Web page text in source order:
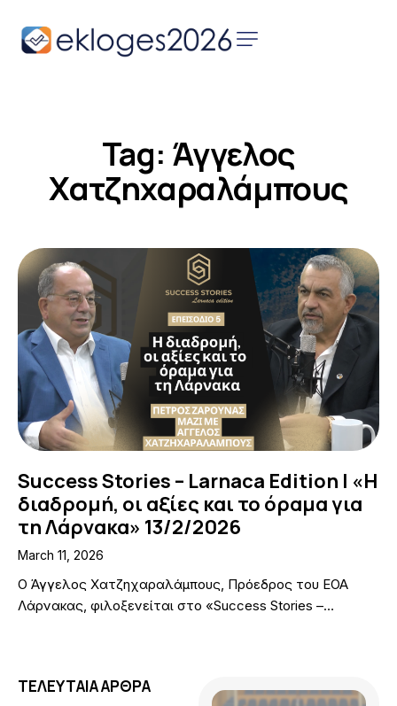
Tag: Άγγελος
Χατζηχαραλάμπους
Αρχική
Παρουσιάσεις
Υποψηφίων
Επικοινωνία
Success Stories – Larnaca Edition | «Η
διαδρομή, οι αξίες και το όραμα για
τη Λάρνακα» 13/2/2026
March 11, 2026
Ο Άγγελος Χατζηχαραλάμπους, Πρόεδρος του ΕΟΑ
Λάρνακας, φιλοξενείται στο «Success Stories –…
ΤΕΛΕΥΤΑΙΑ ΑΡΘΡΑ